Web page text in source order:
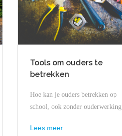
Tools om ouders te
betrekken
Hoe kan je ouders betrekken op
school, ook zonder ouderwerking
Lees meer